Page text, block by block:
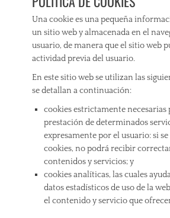
Una cookie es una pequeña
un sitio web y almacenada en el
usuario, de manera que el sitio web
actividad previa del usuario.
En este sitio web se utilizan las
se detallan a continuación:
cookies estrictamente necesarias
prestación de determinados
expresamente por el usuario: si
cookies, no podrá recibir
contenidos y servicios; y
cookies analíticas, las cuales
datos estadísticos de uso de la
el contenido y servicio que